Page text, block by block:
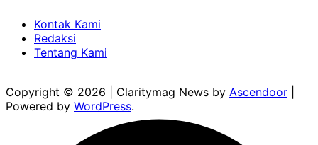
Kontak Kami
Redaksi
Tentang Kami
Copyright © 2026 | Claritymag News by Ascendoor
Powered by WordPress.